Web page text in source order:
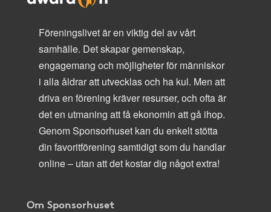
Föreningslivet är en viktig del av vårt
samhälle. Det skapar gemenskap,
engagemang och möjligheter för människor
i alla åldrar att utvecklas och ha kul. Men att
driva en förening kräver resurser, och ofta är
det en utmaning att få ekonomin att gå ihop.
Genom Sponsorhuset kan du enkelt stötta
din favoritförening samtidigt som du handlar
online – utan att det kostar dig något extra!
Om Sponsorhuset